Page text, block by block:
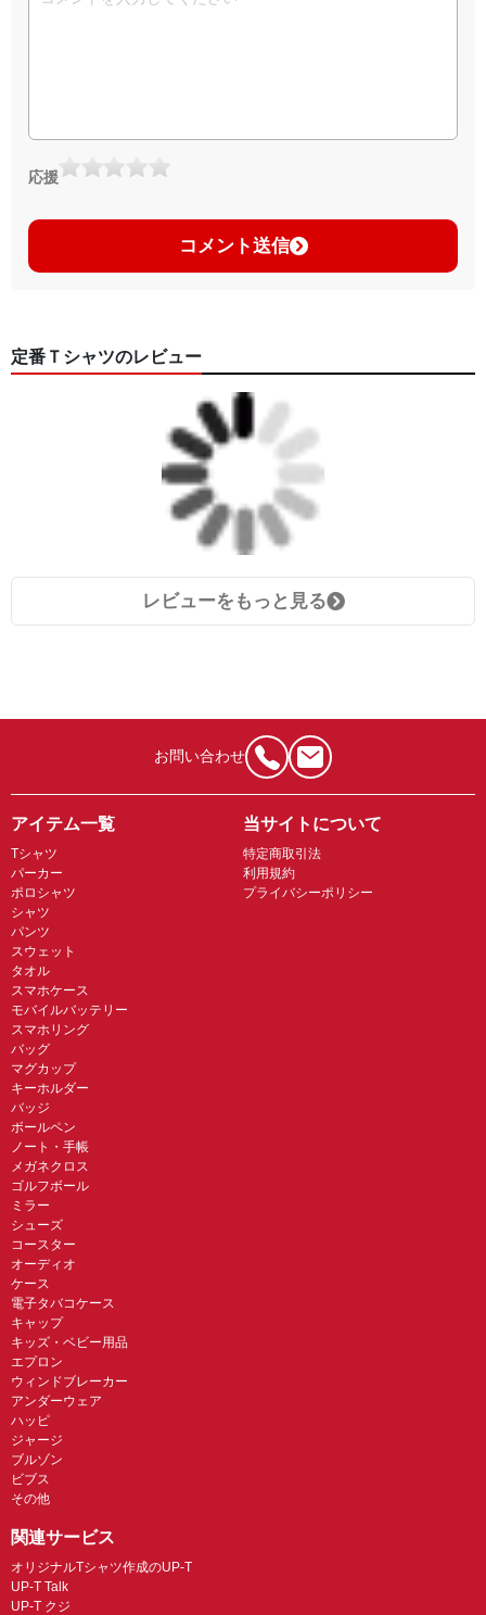
応援
コメント送信
定番Ｔシャツのレビュー
レビューをもっと見る
お問い合わせ
アイテム一覧
Tシャツ
パーカー
ポロシャツ
シャツ
パンツ
スウェット
タオル
スマホケース
モバイルバッテリー
スマホリング
バッグ
マグカップ
キーホルダー
バッジ
ボールペン
ノート・手帳
メガネクロス
ゴルフボール
ミラー
シューズ
コースター
オーディオ
ケース
電子タバコケース
キャップ
キッズ・ベビー用品
エプロン
ウィンドブレーカー
アンダーウェア
ハッピ
ジャージ
ブルゾン
ビブス
その他
当サイトについて
特定商取引法
利用規約
プライバシーポリシー
関連サービス
オリジナルTシャツ作成のUP-T
UP-T Talk
UP-T クジ